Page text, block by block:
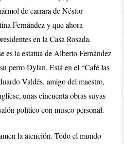
de carrara de Néstor
Fernández y que ahora
en la Casa Rosada.
es la estatua de Alberto Fernández
perro Dylan. Está en el “Café las
Valdés, amigo del maestro,
unas cincuenta obras suyas
político con museo personal.
la atención. Todo el mundo